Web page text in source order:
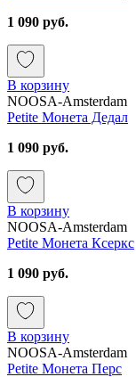
1 090 руб.
В корзину
NOOSA-Amsterdam
Petite Монета Дедал
1 090 руб.
В корзину
NOOSA-Amsterdam
Petite Монета Ксеркс
1 090 руб.
В корзину
NOOSA-Amsterdam
Petite Монета Перс